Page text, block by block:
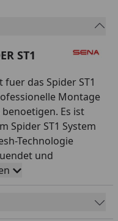
ST1
das Spider ST1
Montage
Es ist
Spider ST1 System
Technologie
und
Mesh 3.0 fuer
und AI-
sind hochwertige